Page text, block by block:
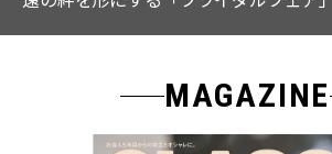
MAGAZINE